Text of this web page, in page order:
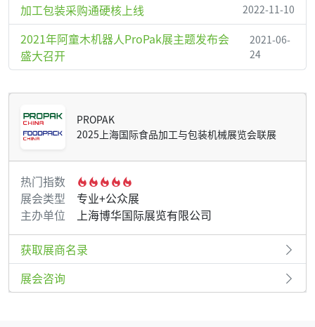
加工包装采购通硬核上线 2022-11-10
2021年阿童木机器人ProPak展主题发布会
盛大召开
2021-06-
24
PROPAK
2025上海国际食品加工与包装机械展览会联展
热门指数
展会类型
专业+公众展
主办单位
上海博华国际展览有限公司
获取展商名录
展会咨询